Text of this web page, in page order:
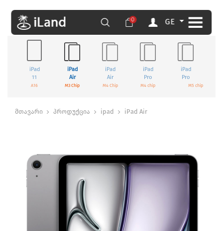
0 GE
iPad
11
A16
iPad
Air
M3 Chip
iPad
Air
M4 Chip
iPad
Pro
M4 chip
iPad
Pro
M5 chip
მთავარი პროდუქცია ipad iPad Air